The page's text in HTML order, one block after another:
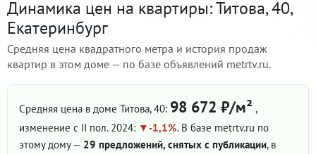
Динамика цен на квартиры: Титова, 40,
Екатеринбург
Средняя цена квадратного метра и история продаж
квартир в этом доме — по базе объявлений metrtv.ru.
Средняя цена в доме Титова, 40: 98 672 ₽/м² ,
изменение с II пол. 2024:
-1,1%. В базе metrtv.ru по
этому дому — 29 предложений, снятых с публикации, в